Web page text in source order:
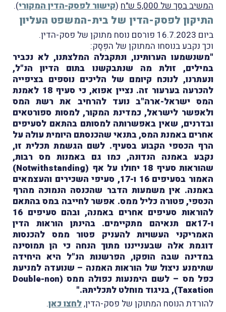
המשיב בסך של 5,000 ש"ח
(קישור לפסק-הדין המקורי).
התיקון לפסק-הדין של בית-המשפט העליון
ביום 16.7.2023 פורסם נוסח מתוקן של פסק-הדין.
וכך נקבע בנוסחו המתוקן של הפְּסָק:
"משנשמעו הערותינו, ונתקבלה המלצתנו, לא נכביר
במילים, זולת מה שנתבקשנו בתום הדיון הנ"ל,
ונעתרנו, לנוכח קיומם של הליכים נוספים בציפייה
להכרעה בערעור זה. נציין אפוא, כי סעיף 18 לאמנת
המס ישראל-ארה"ב נועד להרחיב את רשת המס
ולאפשר לישראל, כמדינת המקור, למסות ספורטאים
ובדרנים, שאין באפשרותה למסותם בהתאם לסעיפים
אחרים באמנת המס, בתנאי שהכנסתם היומית עולה על
הרף הכספי הקבוע בסעיף. לשם הגשמת תכלית זו,
נקבע באמנה הנדונה, כמו גם באמנות מס רבות,
שהוראות סעיף 18 יחולו על אף (Notwithstanding)
האמור בסעיפים 16 ו-17, סעיפי השכירים והעצמאים
באמנה. אין משמעות הדבר שהכנסה הנמוכה מהרף
הכספי, פטורה כליל ממס. אפשר לחייבה במס בהתאם
להוראות סעיפים אחרים באמנה, ובהם סעיפים 16
ו-17אם תנאיהם מתקיימים. בהינתן הוראות הדין
האמריקני העשויות להעניק פטור ממס להכנסות
דוגמת אלה שבענייננו מתוך הנחה כי הן תמוסינה
במדינה שבה הופקו, הפרשנות הנ"ל היא היחידה
שתימנע ניצול של הוראות האמנה – שנועדה למניעת
כפל מס – לשם הימנעות כפולה ממס (Double-non
Taxation), בניגוד מוחלט לתכליתהּ."
להורדת הנוסח המתוקן של פסק-הדין,לחצו כאן.